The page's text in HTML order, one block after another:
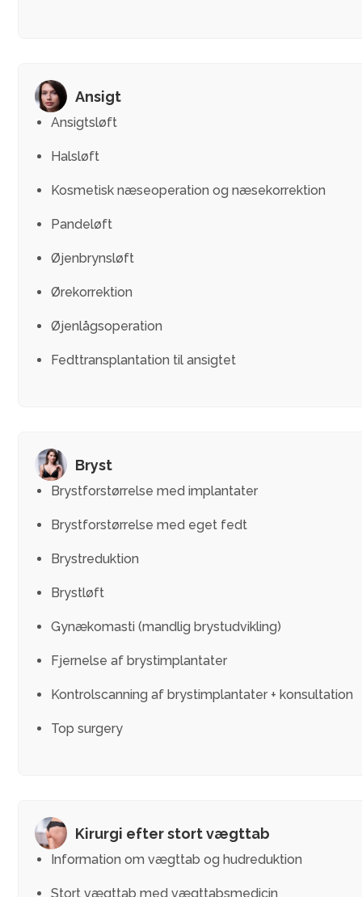
Ansigt
Ansigtsløft
Halsløft
Kosmetisk næseoperation og næsekorrektion
Pandeløft
Øjenbrynsløft
Ørekorrektion
Øjenlågsoperation
Fedttransplantation til ansigtet
Bryst
Brystforstørrelse med implantater
Brystforstørrelse med eget fedt
Brystreduktion
Brystløft
Gynækomasti (mandlig brystudvikling)
Fjernelse af brystimplantater
Kontrolscanning af brystimplantater + konsultation
Top surgery
Kirurgi efter stort vægttab
Information om vægttab og hudreduktion
Stort vægttab med vægttabsmedicin